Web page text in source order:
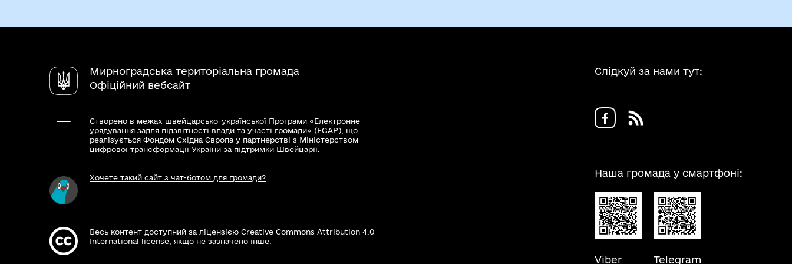
Мирноградська територіальна громада
Офіційний вебсайт
Створено в межах швейцарсько-української Програми «Електронне
урядування задля підзвітності влади та участі громади» (EGAP), що
реалізується Фондом Східна Європа у партнерстві з Міністерством
цифрової трансформації України за підтримки Швейцарії.
Хочете такий сайт з чат-ботом для громади?
Весь контент доступний за ліцензією Creative Commons Attribution 4.0
International license, якщо не зазначено інше.
Слідкуй за нами тут:
Наша громада у смартфоні:
Viber Telegram